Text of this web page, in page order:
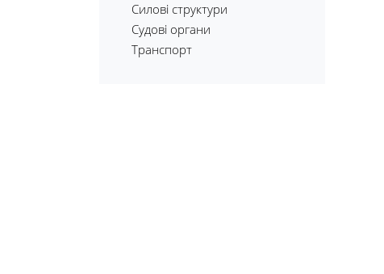
Силові структури
Судові органи
Транспорт